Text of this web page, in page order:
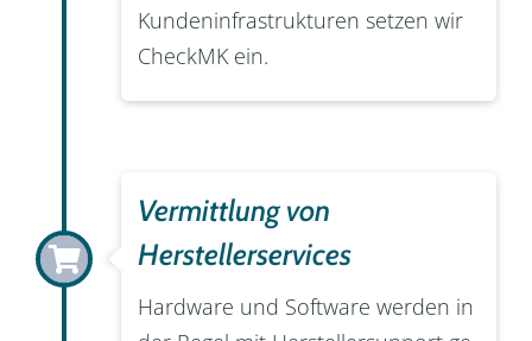
Kundeninfrastrukturen setzen wir
CheckMK ein.
Vermittlung von
Herstellerservices
Hardware und Software werden in